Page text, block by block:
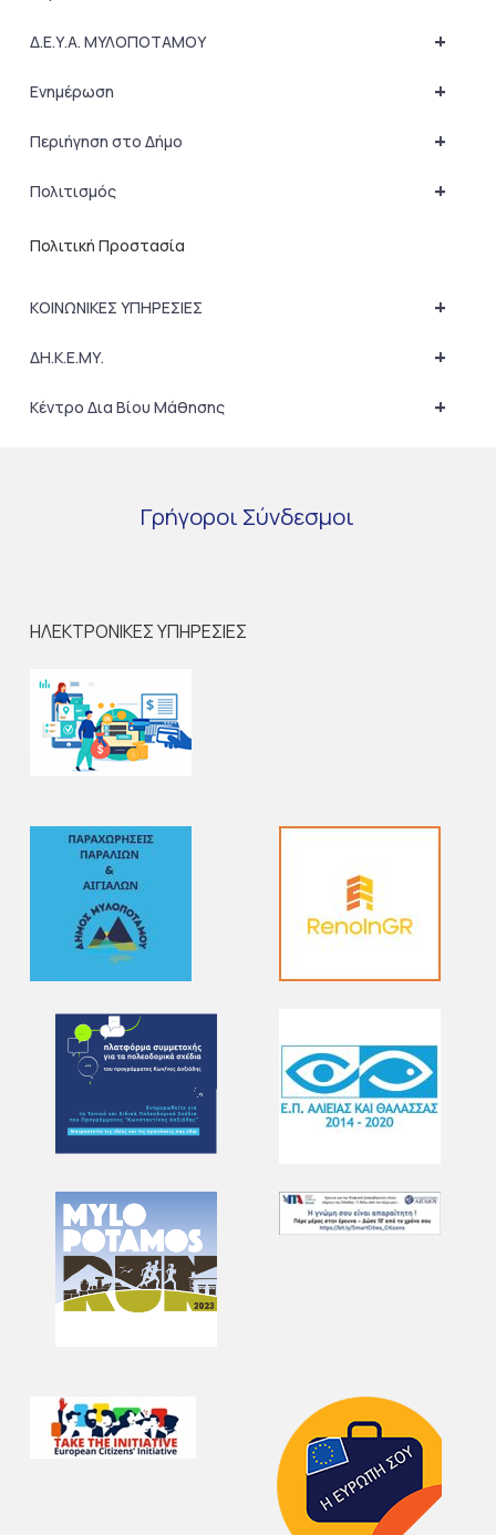
+
Δ.Ε.Υ.Α. ΜΥΛΟΠΟΤΑΜΟΥ
+
Ενημέρωση
+
Περιήγηση στο Δήμο
+
Πολιτισμός
Πολιτική Προστασία
+
ΚΟΙΝΩΝΙΚΕΣ ΥΠΗΡΕΣΙΕΣ
+
ΔΗ.Κ.Ε.ΜΥ.
+
Κέντρο Δια Βίου Μάθησης
Γρήγοροι Σύνδεσμοι
ΗΛΕΚΤΡΟΝΙΚΕΣ ΥΠΗΡΕΣΙΕΣ